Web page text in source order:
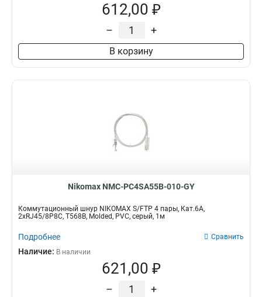
612,00 ₽
– +
В корзину
Nikomax NMC-PC4SA55B-010-GY
Коммутационный шнур NIKOMAX S/FTP 4 пары, Кат.6A,
2хRJ45/8P8C, T568B, Molded, PVC, серый, 1м
Подробнее Сравнить
Наличие: В наличии
621,00 ₽
– +